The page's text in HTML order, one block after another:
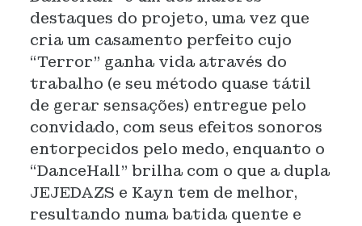
destaques do projeto, uma vez que
cria um casamento perfeito cujo
“Terror” ganha vida através do
trabalho (e seu método quase tátil
de gerar sensações) entregue pelo
convidado, com seus efeitos sonoros
entorpecidos pelo medo, enquanto o
“DanceHall” brilha com o que a dupla
JEJEDAZS e Kayn tem de melhor,
resultando numa batida quente e